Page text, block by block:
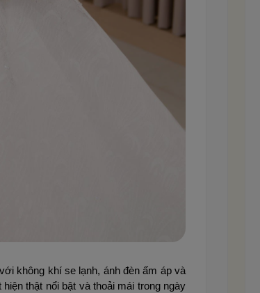
không khí se lạnh, ánh đèn ấm áp và
thật nổi bật và thoải mái trong ngày